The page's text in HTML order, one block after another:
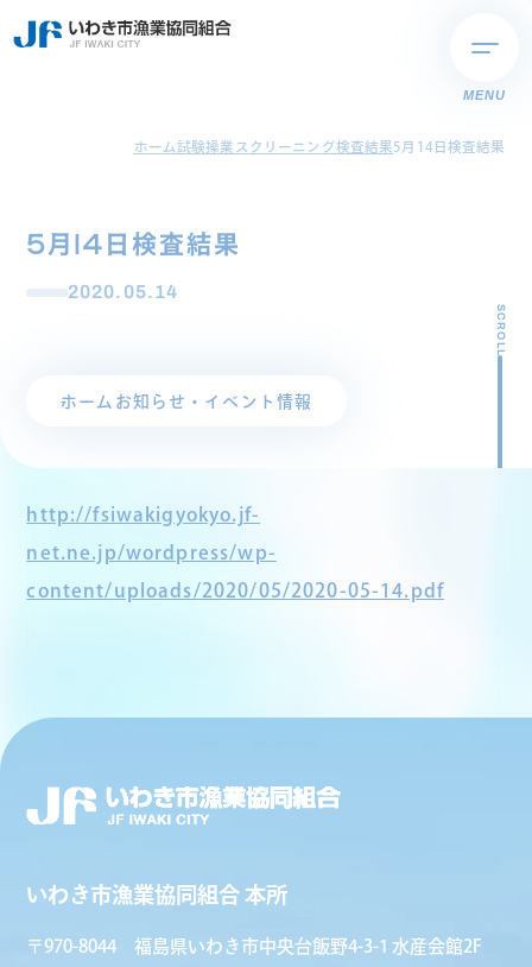
MENU
ホーム試験操業スクリーニング検査結果5月14日検査結果
5月14日検査結果
2020.05.14
ホーム お知らせ・イベント情報
SCROLL
http://fsiwakigyokyo.jf-
net.ne.jp/wordpress/wp-
content/uploads/2020/05/2020-05-14.pdf
いわき市漁業協同組合 本所
〒970-8044 福島県いわき市中央台飯野4-3-1 水産会館2F